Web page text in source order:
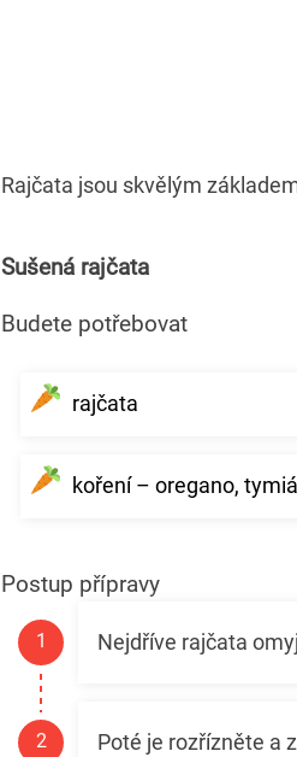
Rajčata jsou skvělým
Sušená rajčata
Budete potřebovat
rajčata
koření – oregano,
Postup přípravy
Nejdříve rajčata
Poté je rozřízněte a